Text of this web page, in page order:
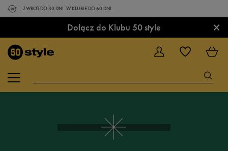
ZWROT DO 30 DNI. W KLUBIE DO 60 DNI.
Dołącz do Klubu 50 style ×